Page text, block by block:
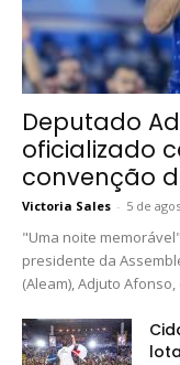
Deputado
oficializado
convenção
Victoria Sales - 5 de
"Uma noite
presidente da
(Aleam), Adjuto